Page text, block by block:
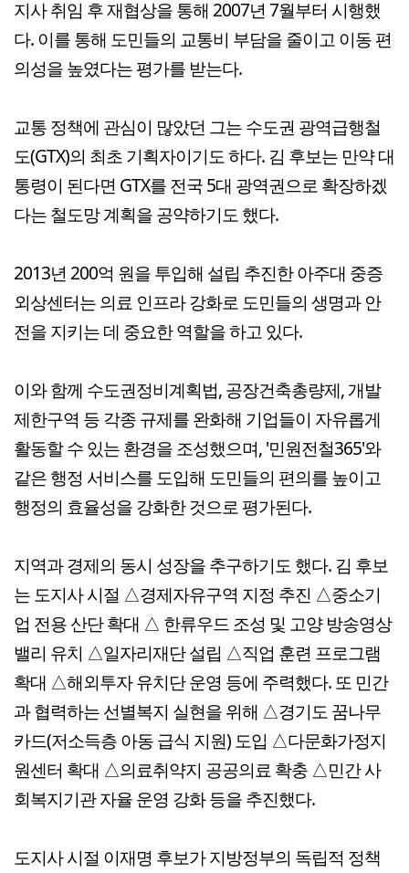
지사 취임 후 재협상을 통해 2007년 7월부터 시행했
다. 이를 통해 도민들의 교통비 부담을 줄이고 이동 편
의성을 높였다는 평가를 받는다.
교통 정책에 관심이 많았던 그는 수도권 광역급행철
도(GTX)의 최초 기획자이기도 하다. 김 후보는 만약 대
통령이 된다면 GTX를 전국 5대 광역권으로 확장하겠
다는 철도망 계획을 공약하기도 했다.
2013년 200억 원을 투입해 설립 추진한 아주대 중증
외상센터는 의료 인프라 강화로 도민들의 생명과 안
전을 지키는 데 중요한 역할을 하고 있다.
이와 함께 수도권정비계획법, 공장건축총량제, 개발
제한구역 등 각종 규제를 완화해 기업들이 자유롭게
활동할 수 있는 환경을 조성했으며, '민원전철365'와
같은 행정 서비스를 도입해 도민들의 편의를 높이고
행정의 효율성을 강화한 것으로 평가된다.
지역과 경제의 동시 성장을 추구하기도 했다. 김 후보
는 도지사 시절 △경제자유구역 지정 추진 △중소기
업 전용 산단 확대 △ 한류우드 조성 및 고양 방송영상
밸리 유치 △일자리재단 설립 △직업 훈련 프로그램
확대 △해외투자 유치단 운영 등에 주력했다. 또 민간
과 협력하는 선별복지 실현을 위해 △경기도 꿈나무
카드(저소득층 아동 급식 지원) 도입 △다문화가정지
원센터 확대 △의료취약지 공공의료 확충 △민간 사
회복지기관 자율 운영 강화 등을 추진했다.
도지사 시절 이재명 후보가 지방정부의 독립적 정책